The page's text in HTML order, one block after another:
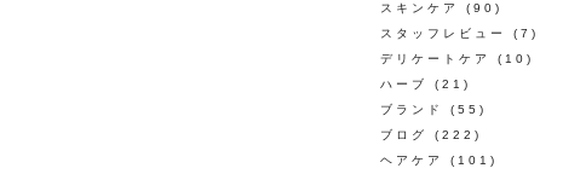
スキンケア
(90)
スタッフレビュー
(7)
デリケートケア
(10)
ハーブ
(21)
ブランド
(55)
ブログ
(222)
ヘアケア
(101)